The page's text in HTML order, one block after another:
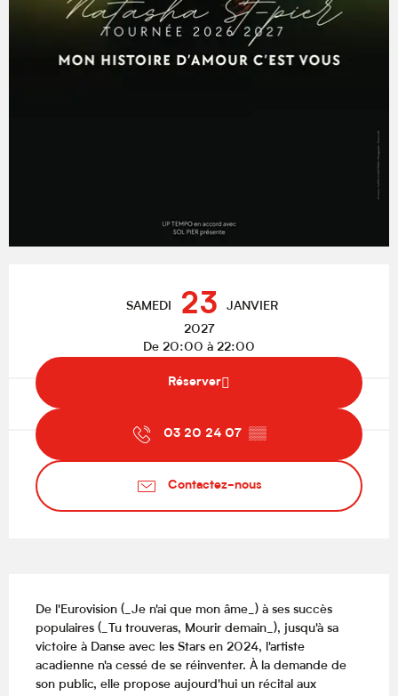
SAMEDI 23 JANVIER
2027
De 20:00 à 22:00
Réserver
03 20 24 07 ▒▒
Contactez-nous
De l'Eurovision (_Je n'ai que mon âme_) à ses succès
populaires (_Tu trouveras, Mourir demain_), jusqu'à sa
victoire à Danse avec les Stars en 2024, l'artiste
acadienne n'a cessé de se réinventer. À la demande de
son public, elle propose aujourd'hui un récital aux